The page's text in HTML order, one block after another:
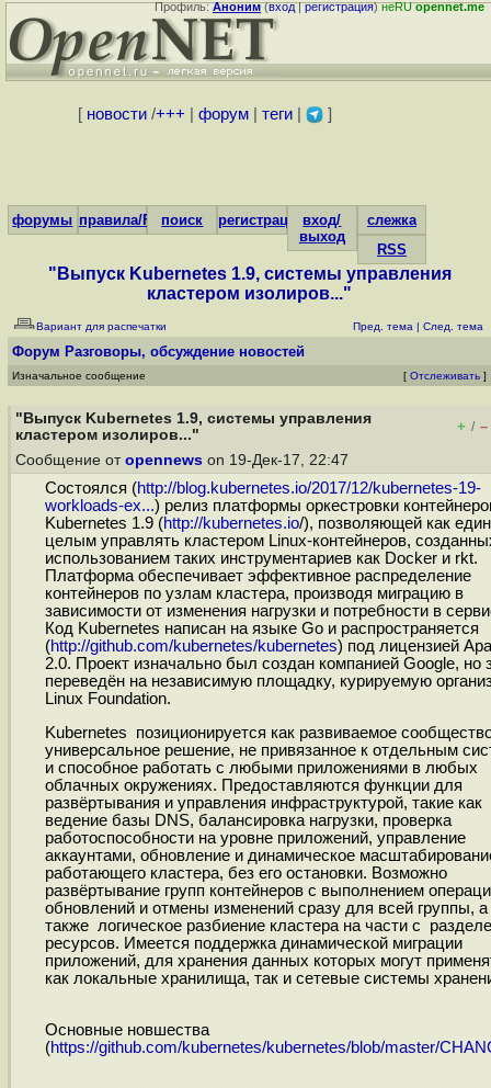
Профиль:Аноним(вход|регистрация)неRUopennet.me
[ новости/+++ форум| теги| ]
форумы правила/FAQпоиск регистрациявход/
выход
слежка
RSS
"Выпуск Kubernetes 1.9, системы управления
кластером изолиров..."
Вариант для распечатки Пред. тема | След. тема
Форум Разговоры, обсуждение новостей
Изначальное сообщение [ Отслеживать ]
"Выпуск Kubernetes 1.9, системы управления
кластером изолиров..."
+ / –
Сообщение от opennews on 19-Дек-17, 22:47
Состоялся (http://blog.kubernetes.io/2017/12/kubernetes-19-
workloads-ex...) релиз платформы оркестровки
Kubernetes 1.9 (http://kubernetes.io/), позволяющей как
целым управлять кластером Linux-контейнеров,
использованием таких инструментариев как Docker и rkt.
Платформа обеспечивает эффективное распределение
контейнеров по узлам кластера, производя миграцию в
зависимости от изменения нагрузки и потребности в
Код Kubernetes написан на языке Go и распространяется
(http://github.com/kubernetes/kubernetes) под лицензией
2.0. Проект изначально был создан компанией Google, но
переведён на независимую площадку, курируемую
Linux Foundation.
Kubernetes позиционируется как развиваемое
универсальное решение, не привязанное к отдельным
и способное работать с любыми приложениями в любых
облачных окружениях. Предоставляются функции для
развёртывания и управления инфраструктурой, такие как
ведение базы DNS, балансировка нагрузки, проверка
работоспособности на уровне приложений, управление
аккаунтами, обновление и динамическое
работающего кластера, без его остановки. Возможно
развёртывание групп контейнеров с выполнением
обновлений и отмены изменений сразу для всей группы, а
также логическое разбиение кластера на части с
ресурсов. Имеется поддержка динамической миграции
приложений, для хранения данных которых могут
как локальные хранилища, так и сетевые системы
Основные новшества
(https://github.com/kubernetes/kubernetes/blob/master/